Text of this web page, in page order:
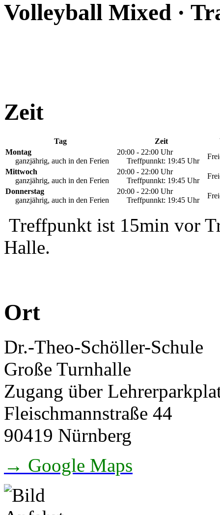
Volleyball Mixed ·
Zeit
Tag Zeit
Montag
ganzjährig, auch in den Ferien
20:00 - 22:00 Uhr
Treffpunnkt: 19:45 Uhr
Mittwoch
ganzjährig, auch in den Ferien
20:00 - 22:00 Uhr
Treffpunnkt: 19:45 Uhr
Donnerstag
ganzjährig, auch in den Ferien
20:00 - 22:00 Uhr
Treffpunnkt: 19:45 Uhr
Treffpunkt ist 15min vor
Halle.
Ort
Dr.-Theo-Schöller-Schule
Große Turnhalle
Zugang über
Fleischmannstraße 44
90419 Nürnberg
→ Google Maps